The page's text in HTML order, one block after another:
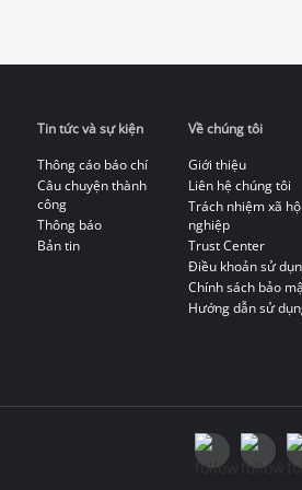
Tin tức và sự kiện
Thông cáo báo chí
Câu chuyện thành
công
Thông báo
Bản tin
Về chúng tôi
Giới thiệu
Liên hệ chúng tôi
Trách nhiệm xã
nghiệp
Trust Center
Điều khoản sử
Chính sách bảo
Hướng dẫn sử